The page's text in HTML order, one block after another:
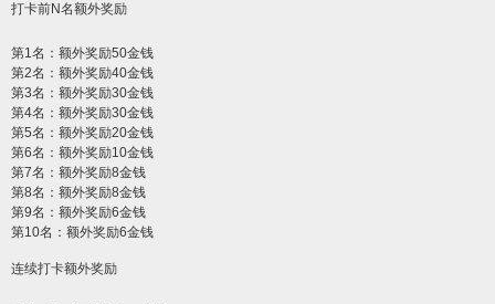
打卡前N名额外奖励
第1名：额外奖励50金钱
第2名：额外奖励40金钱
第3名：额外奖励30金钱
第4名：额外奖励30金钱
第5名：额外奖励20金钱
第6名：额外奖励10金钱
第7名：额外奖励8金钱
第8名：额外奖励8金钱
第9名：额外奖励6金钱
第10名：额外奖励6金钱
连续打卡额外奖励